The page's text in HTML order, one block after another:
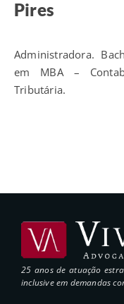
Pires
Administradora.
em MBA –
Tributária.
25 anos de atuação
inclusive em demandas